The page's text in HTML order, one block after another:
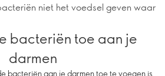
niet het voedsel geven waar
bacteriën toe aan je
darmen
bacteriën aan je darmen toe te voegen is